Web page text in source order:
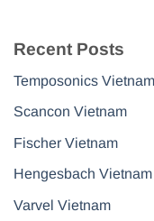
Recent Posts
Temposonics Vietnam
Scancon Vietnam
Fischer Vietnam
Hengesbach Vietnam
Varvel Vietnam